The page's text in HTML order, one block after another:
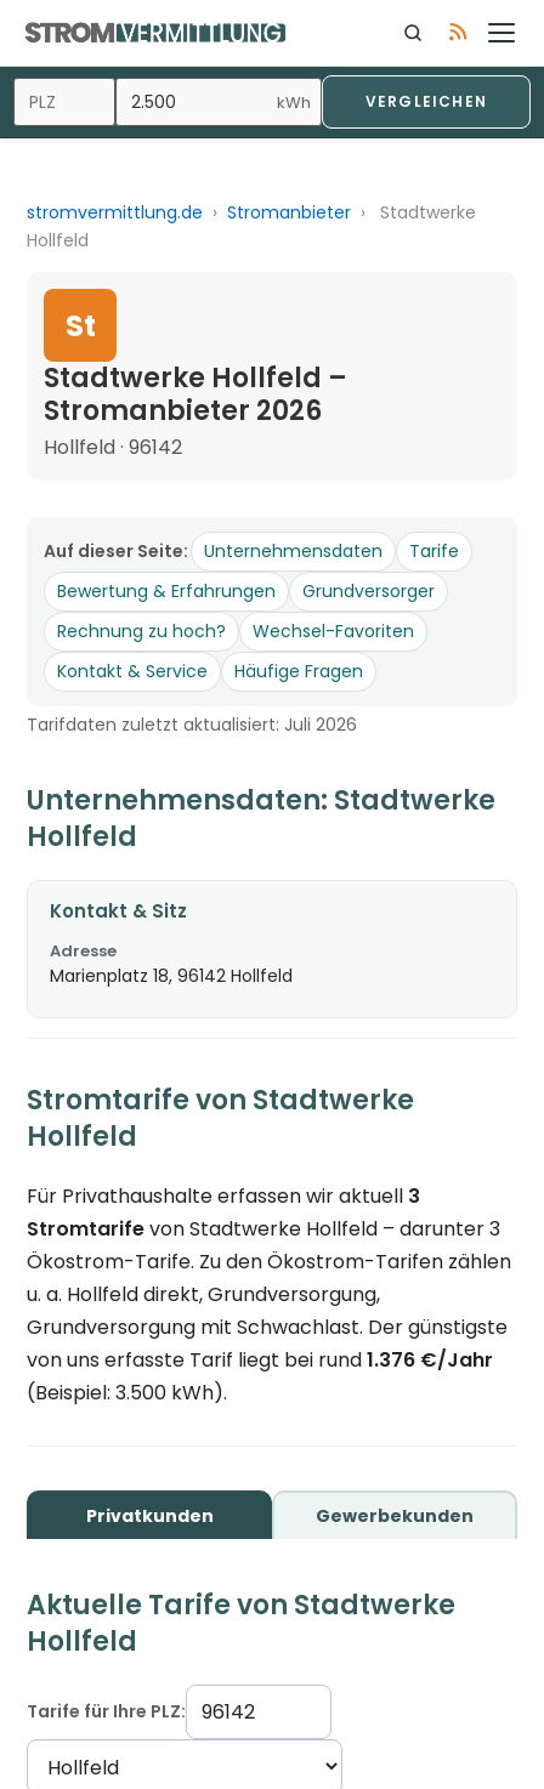
kWh VERGLEICHEN
stromvermittlung.de › Stromanbieter ›
Stadtwerke
Hollfeld
St
Stadtwerke Hollfeld –
Stromanbieter 2026
Hollfeld · 96142
Auf dieser Seite: Unternehmensdaten
Tarife
Bewertung & Erfahrungen
Grundversorger
Rechnung zu hoch?
Wechsel-Favoriten
Kontakt & Service
Häufige Fragen
Tarifdaten zuletzt aktualisiert: Juli 2026
Unternehmensdaten: Stadtwerke
Hollfeld
Kontakt & Sitz
Adresse
Marienplatz 18, 96142 Hollfeld
Stromtarife von Stadtwerke
Hollfeld
Für Privathaushalte erfassen wir aktuell 3
Stromtarifevon Stadtwerke Hollfeld – darunter 3
Ökostrom-Tarife. Zu den Ökostrom-Tarifen zählen
u. a. Hollfeld direkt, Grundversorgung,
Grundversorgung mit Schwachlast. Der günstigste
von uns erfasste Tarif liegt bei rund1.376 €/Jahr
(Beispiel: 3.500 kWh).
Privatkunden Gewerbekunden
Aktuelle Tarife von Stadtwerke
Hollfeld
Tarife für Ihre PLZ: